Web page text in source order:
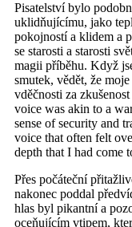
Pisatelství bylo
uklidňujícímu, jako
pokojností a klidem a
se starosti a starosti
magii příběhu. Když
smutek, vědět, že
vděčnosti za
voice was akin to a
sense of security and
voice that often felt
depth that I had come
Přes počáteční
nakonec poddal
hlas byl pikantní a
oceňujícím vtipem,